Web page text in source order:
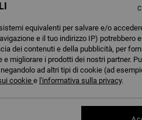
equivalenti per salvare e/o
e il tuo indirizzo IP) potrebbero
dei contenuti e della pubblicità, per
migliorare i prodotti dei nostri partner.
ad altri tipi di cookie (ad
cookiee l'informativa sulla privacy.